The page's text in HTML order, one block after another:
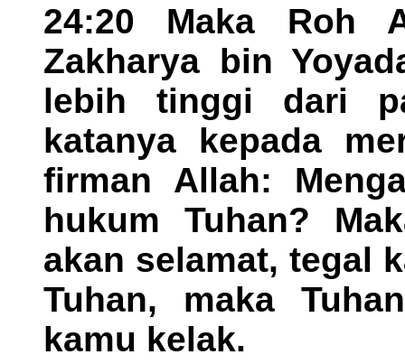
24:20 Maka Roh
Zakharya bin
lebih tinggi dari
katanya kepada
firman Allah:
hukum Tuhan?
akan selamat, tegal
Tuhan, maka
kamu kelak.